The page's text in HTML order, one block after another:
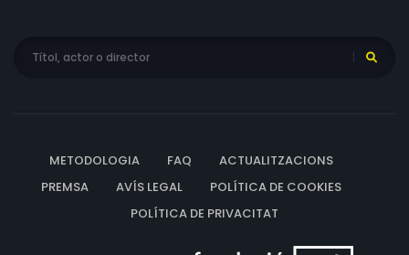
METODOLOGIA FAQ
ACTUALITZACIONS
PREMSA
AVÍS LEGAL
POLÍTICA DE COOKIES
POLÍTICA DE PRIVACITAT